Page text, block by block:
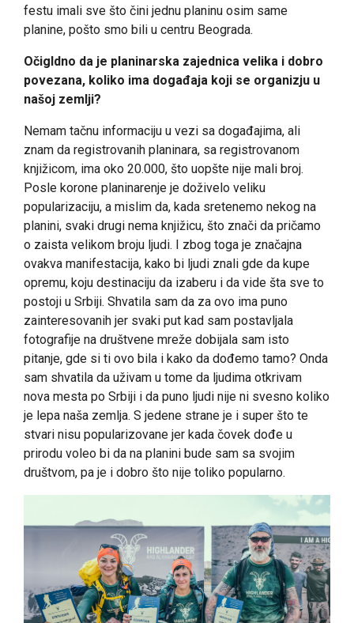
festu imali sve što čini jednu planinu osim same
planine, pošto smo bili u centru Beograda.
Očigldno da je planinarska zajednica velika i dobro
povezana, koliko ima događaja koji se organizju u
našoj zemlji?
Nemam tačnu informaciju u vezi sa događajima, ali
znam da registrovanih planinara, sa registrovanom
knjižicom, ima oko 20.000, što uopšte nije mali broj.
Posle korone planinarenje je doživelo veliku
popularizaciju, a mislim da, kada sretenemo nekog na
planini, svaki drugi nema knjižicu, što znači da pričamo
o zaista velikom broju ljudi. I zbog toga je značajna
ovakva manifestacija, kako bi ljudi znali gde da kupe
opremu, koju destinaciju da izaberu i da vide šta sve to
postoji u Srbiji. Shvatila sam da za ovo ima puno
zainteresovanih jer svaki put kad sam postavljala
fotografije na društvene mreže dobijala sam isto
pitanje, gde si ti ovo bila i kako da dođemo tamo? Onda
sam shvatila da uživam u tome da ljudima otkrivam
nova mesta po Srbiji i da puno ljudi nije ni svesno koliko
je lepa naša zemlja. S jedene strane je i super što te
stvari nisu popularizovane jer kada čovek dođe u
prirodu voleo bi da na planini bude sam sa svojim
društvom, pa je i dobro što nije toliko popularno.